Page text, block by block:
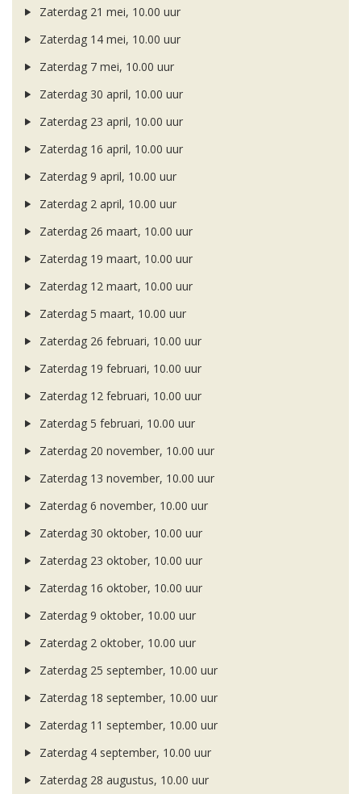
Zaterdag 21 mei, 10.00 uur
Zaterdag 14 mei, 10.00 uur
Zaterdag 7 mei, 10.00 uur
Zaterdag 30 april, 10.00 uur
Zaterdag 23 april, 10.00 uur
Zaterdag 16 april, 10.00 uur
Zaterdag 9 april, 10.00 uur
Zaterdag 2 april, 10.00 uur
Zaterdag 26 maart, 10.00 uur
Zaterdag 19 maart, 10.00 uur
Zaterdag 12 maart, 10.00 uur
Zaterdag 5 maart, 10.00 uur
Zaterdag 26 februari, 10.00 uur
Zaterdag 19 februari, 10.00 uur
Zaterdag 12 februari, 10.00 uur
Zaterdag 5 februari, 10.00 uur
Zaterdag 20 november, 10.00 uur
Zaterdag 13 november, 10.00 uur
Zaterdag 6 november, 10.00 uur
Zaterdag 30 oktober, 10.00 uur
Zaterdag 23 oktober, 10.00 uur
Zaterdag 16 oktober, 10.00 uur
Zaterdag 9 oktober, 10.00 uur
Zaterdag 2 oktober, 10.00 uur
Zaterdag 25 september, 10.00 uur
Zaterdag 18 september, 10.00 uur
Zaterdag 11 september, 10.00 uur
Zaterdag 4 september, 10.00 uur
Zaterdag 28 augustus, 10.00 uur